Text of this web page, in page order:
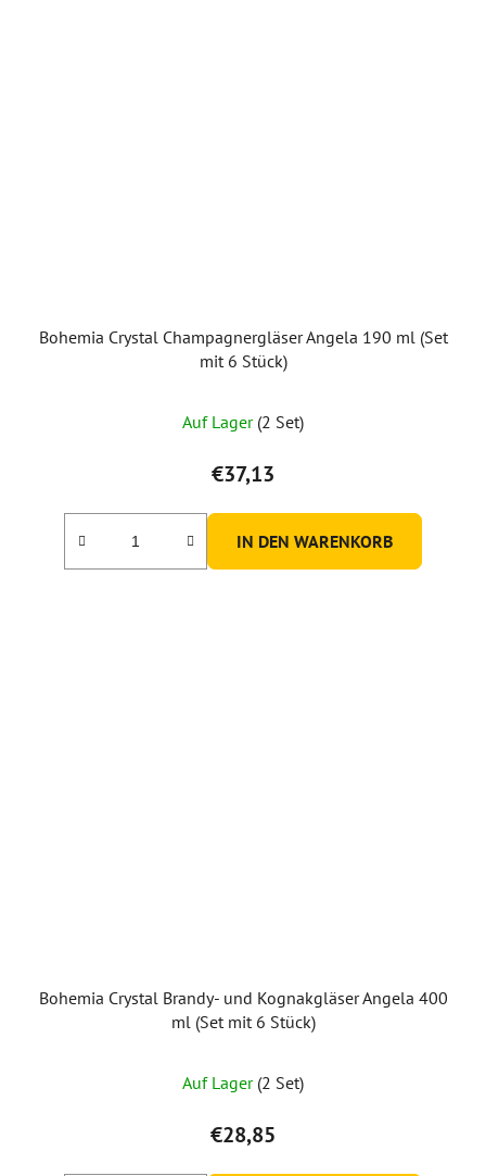
Bohemia Crystal Champagnergläser Angela 190 ml (Set
mit 6 Stück)
Auf Lager (2 Set)
€37,13
IN DEN WARENKORB
Bohemia Crystal Brandy- und Kognakgläser Angela 400
ml (Set mit 6 Stück)
Auf Lager (2 Set)
€28,85